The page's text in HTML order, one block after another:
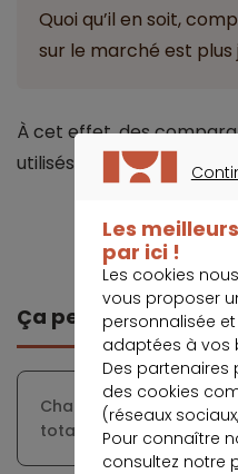
Quoi qu’il en soit,
sur le marché est plus
À cet effet, des
utilisés pour découvrir
Ça peut vous
Changer d’assurance
total du prêt immobilier
Les
par ici !
Les cookies
vous proposer
personnalisée
adaptées à vos
Des partenaires
des cookies
(réseaux
Pour connaître
consultez notre